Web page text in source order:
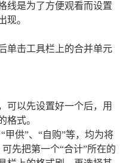
线是为了方便观看而设置
现。
单击工具栏上的合并单元
可以先设置好一个后，用
格式。
甲供”、“自购”等，均为将
先把第一个“合计”所在的